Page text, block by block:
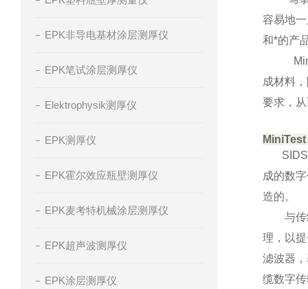
EPK非导电基材涂层测厚仪
EPK笔试涂层测厚仪
Elektrophysik测厚仪
EPK测厚仪
EPK霍尔效应瓶壁测厚仪
EPK麦考特机械涂层测厚仪
EPK超声波测厚仪
EPK涂层测厚仪
容易地
和*的产
成材料
要求，
成的数
造的。
与传统
理，以
滤波器
缆数字